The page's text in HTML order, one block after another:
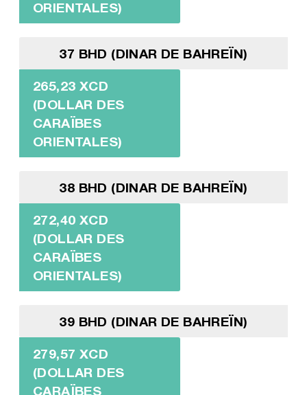
ORIENTALES)
37 BHD (DINAR DE BAHREÏN)
265,23 XCD
(DOLLAR DES
CARAÏBES
ORIENTALES)
38 BHD (DINAR DE BAHREÏN)
272,40 XCD
(DOLLAR DES
CARAÏBES
ORIENTALES)
39 BHD (DINAR DE BAHREÏN)
279,57 XCD
(DOLLAR DES
CARAÏBES